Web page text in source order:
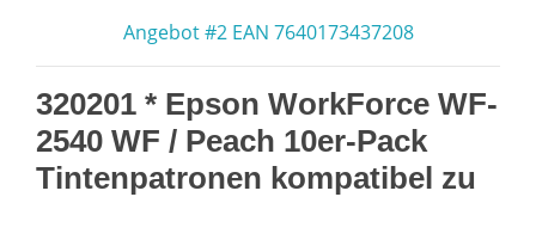
Angebot #2 EAN 7640173437208
320201 * Epson WorkForce WF-
2540 WF / Peach 10er-Pack
Tintenpatronen kompatibel zu